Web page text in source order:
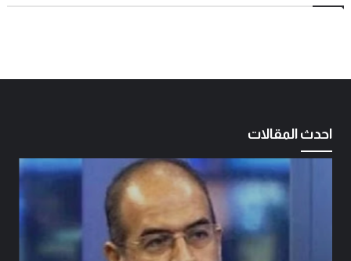
احدث المقالات